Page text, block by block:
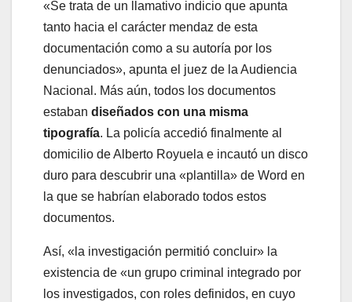
«Se trata de un llamativo indicio que apunta
tanto hacia el carácter mendaz de esta
documentación como a su autoría por los
denunciados», apunta el juez de la Audiencia
Nacional. Más aún, todos los documentos
estaban diseñados con una misma
tipografía. La policía accedió finalmente al
domicilio de Alberto Royuela e incautó un disco
duro para descubrir una «plantilla» de Word en
la que se habrían elaborado todos estos
documentos.
Así, «la investigación permitió concluir» la
existencia de «un grupo criminal integrado por
los investigados, con roles definidos, en cuyo